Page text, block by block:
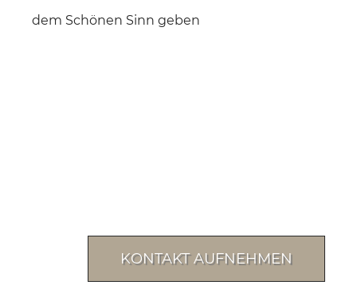
dem Schönen Sinn geben
KONTAKT AUFNEHMEN